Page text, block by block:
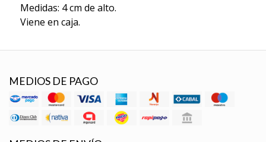
Medidas: 4 cm de alto.
Viene en caja.
MEDIOS DE PAGO